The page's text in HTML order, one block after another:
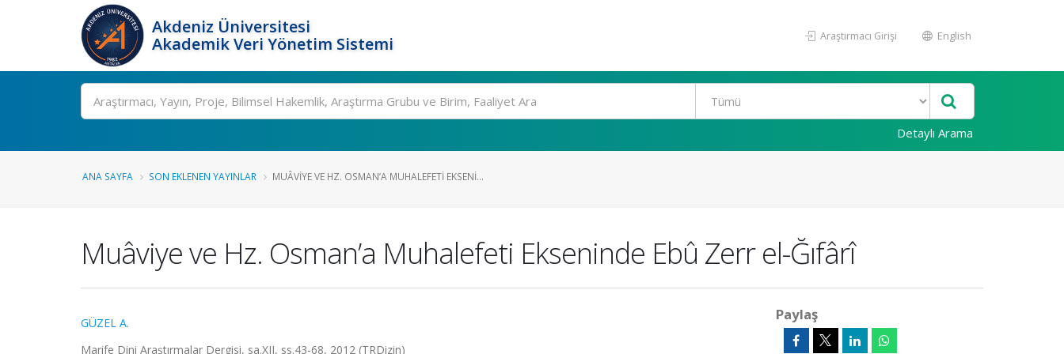
Akdeniz Üniversitesi
Akademik Veri Yönetim Sistemi
Araştırmacı Girişi English
Ara
Detaylı Arama
ANA SAYFA SON EKLENEN YAYINLAR MUÂVIYE VE HZ. OSMAN’A MUHALEFETI EKSENI...
Muâviye ve Hz. Osman’a Muhalefeti Ekseninde Ebû Zerr el-Ğıfârî
GÜZEL A.
Marife Dini Araştırmalar Dergisi, sa.XII, ss.43-68, 2012 (TRDizin)
Paylaş